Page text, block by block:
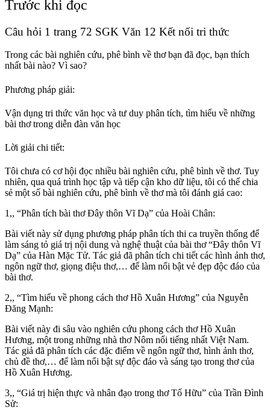
Trước khi đọc
Câu hỏi 1 trang 72 SGK Văn 12 Kết nối tri thức
Trong các bài nghiên cứu, phê bình về thơ bạn đã đọc, bạn thích
nhất bài nào? Vì sao?
Phương pháp giải:
Vận dụng tri thức văn học và tư duy phân tích, tìm hiểu về những
bài thơ trong diễn đàn văn học
Lời giải chi tiết:
Tôi chưa có cơ hội đọc nhiều bài nghiên cứu, phê bình về thơ. Tuy
nhiên, qua quá trình học tập và tiếp cận kho dữ liệu, tôi có thể chia
sẻ một số bài nghiên cứu, phê bình về thơ mà tôi đánh giá cao:
1,, “Phân tích bài thơ Đây thôn Vĩ Dạ” của Hoài Chân:
Bài viết này sử dụng phương pháp phân tích thi ca truyền thống để
làm sáng tỏ giá trị nội dung và nghệ thuật của bài thơ “Đây thôn Vĩ
Dạ” của Hàn Mặc Tử. Tác giả đã phân tích chi tiết các hình ảnh thơ,
ngôn ngữ thơ, giọng điệu thơ,… để làm nổi bật vẻ đẹp độc đáo của
bài thơ.
2,, “Tìm hiểu về phong cách thơ Hồ Xuân Hương” của Nguyễn
Đăng Mạnh:
Bài viết này đi sâu vào nghiên cứu phong cách thơ Hồ Xuân
Hương, một trong những nhà thơ Nôm nổi tiếng nhất Việt Nam.
Tác giả đã phân tích các đặc điểm về ngôn ngữ thơ, hình ảnh thơ,
chủ đề thơ,… để làm nổi bật sự độc đáo và sáng tạo trong thơ của
Hồ Xuân Hương.
3,, “Giá trị hiện thực và nhân đạo trong thơ Tố Hữu” của Trần Đình
Sử: